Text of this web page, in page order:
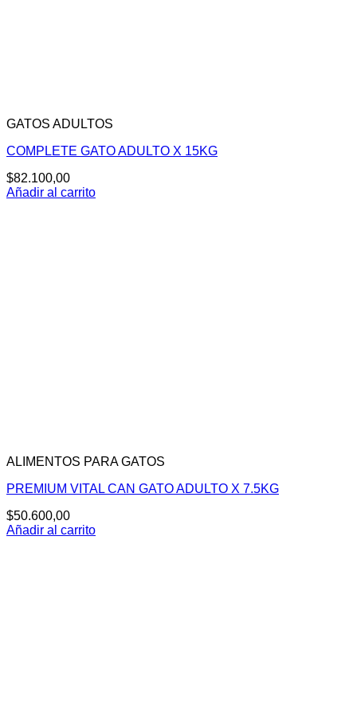
GATOS ADULTOS
COMPLETE GATO ADULTO X 15KG
$82.100,00
Añadir al carrito
ALIMENTOS PARA GATOS
PREMIUM VITAL CAN GATO ADULTO X 7.5KG
$50.600,00
Añadir al carrito